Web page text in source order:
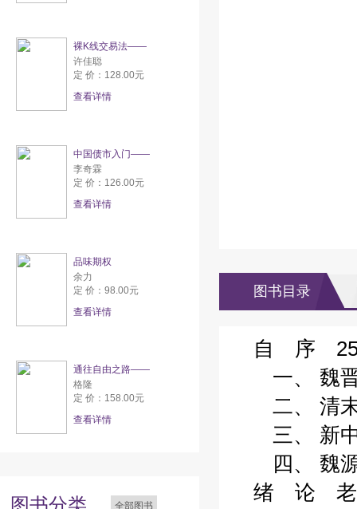
裸K线交易法——
许佳聪
定 价：128.00元
查看详情
中国债市入门——
李奇霖
定 价：126.00元
查看详情
品味期权
余力
定 价：98.00元
查看详情
通往自由之路——
格隆
定 价：158.00元
查看详情
图书分类 全部图书
图书目录
自 序
一、 魏晋
二、 清末
三、 新中
四、 魏源
绪 论 老